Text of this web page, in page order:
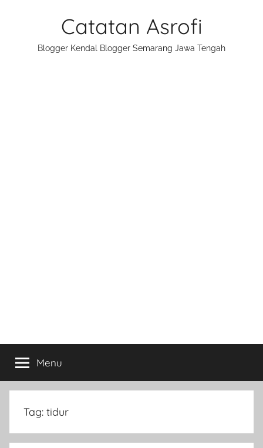
Catatan Asrofi
Blogger Kendal Blogger Semarang Jawa Tengah
Menu
Tag: tidur